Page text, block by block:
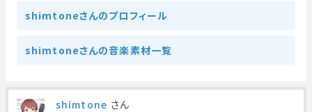
shimtoneさんのプロフィール
shimtoneさんの音楽素材一覧
shimtone さん